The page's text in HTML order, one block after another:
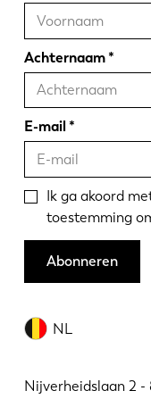
NL
Nijverheidslaan 2
Achternaam
E-mail
Ik ga akoord
toestemming
Abonneren